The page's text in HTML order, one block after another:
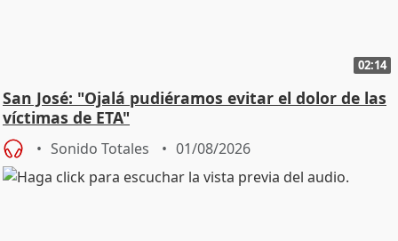
02:14
San José: "Ojalá pudiéramos evitar el dolor de las
víctimas de ETA"
Sonido Totales 01/08/2026